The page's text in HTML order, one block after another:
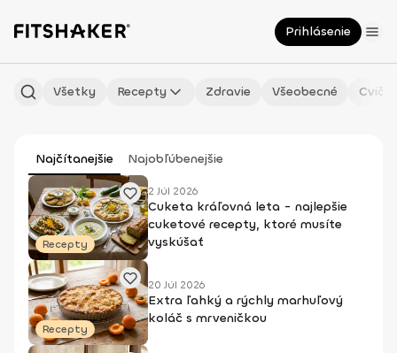
Prihlásenie
Všetky Recepty Zdravie Všeobecné
Najčítanejšie Najobľúbenejšie
Recepty
2 Júl 2026
Cuketa kráľovná leta - najlepšie
cuketové recepty, ktoré musíte
vyskúšať
Recepty
20 Júl 2026
Extra ľahký a rýchly marhuľový
koláč s mrveničkou